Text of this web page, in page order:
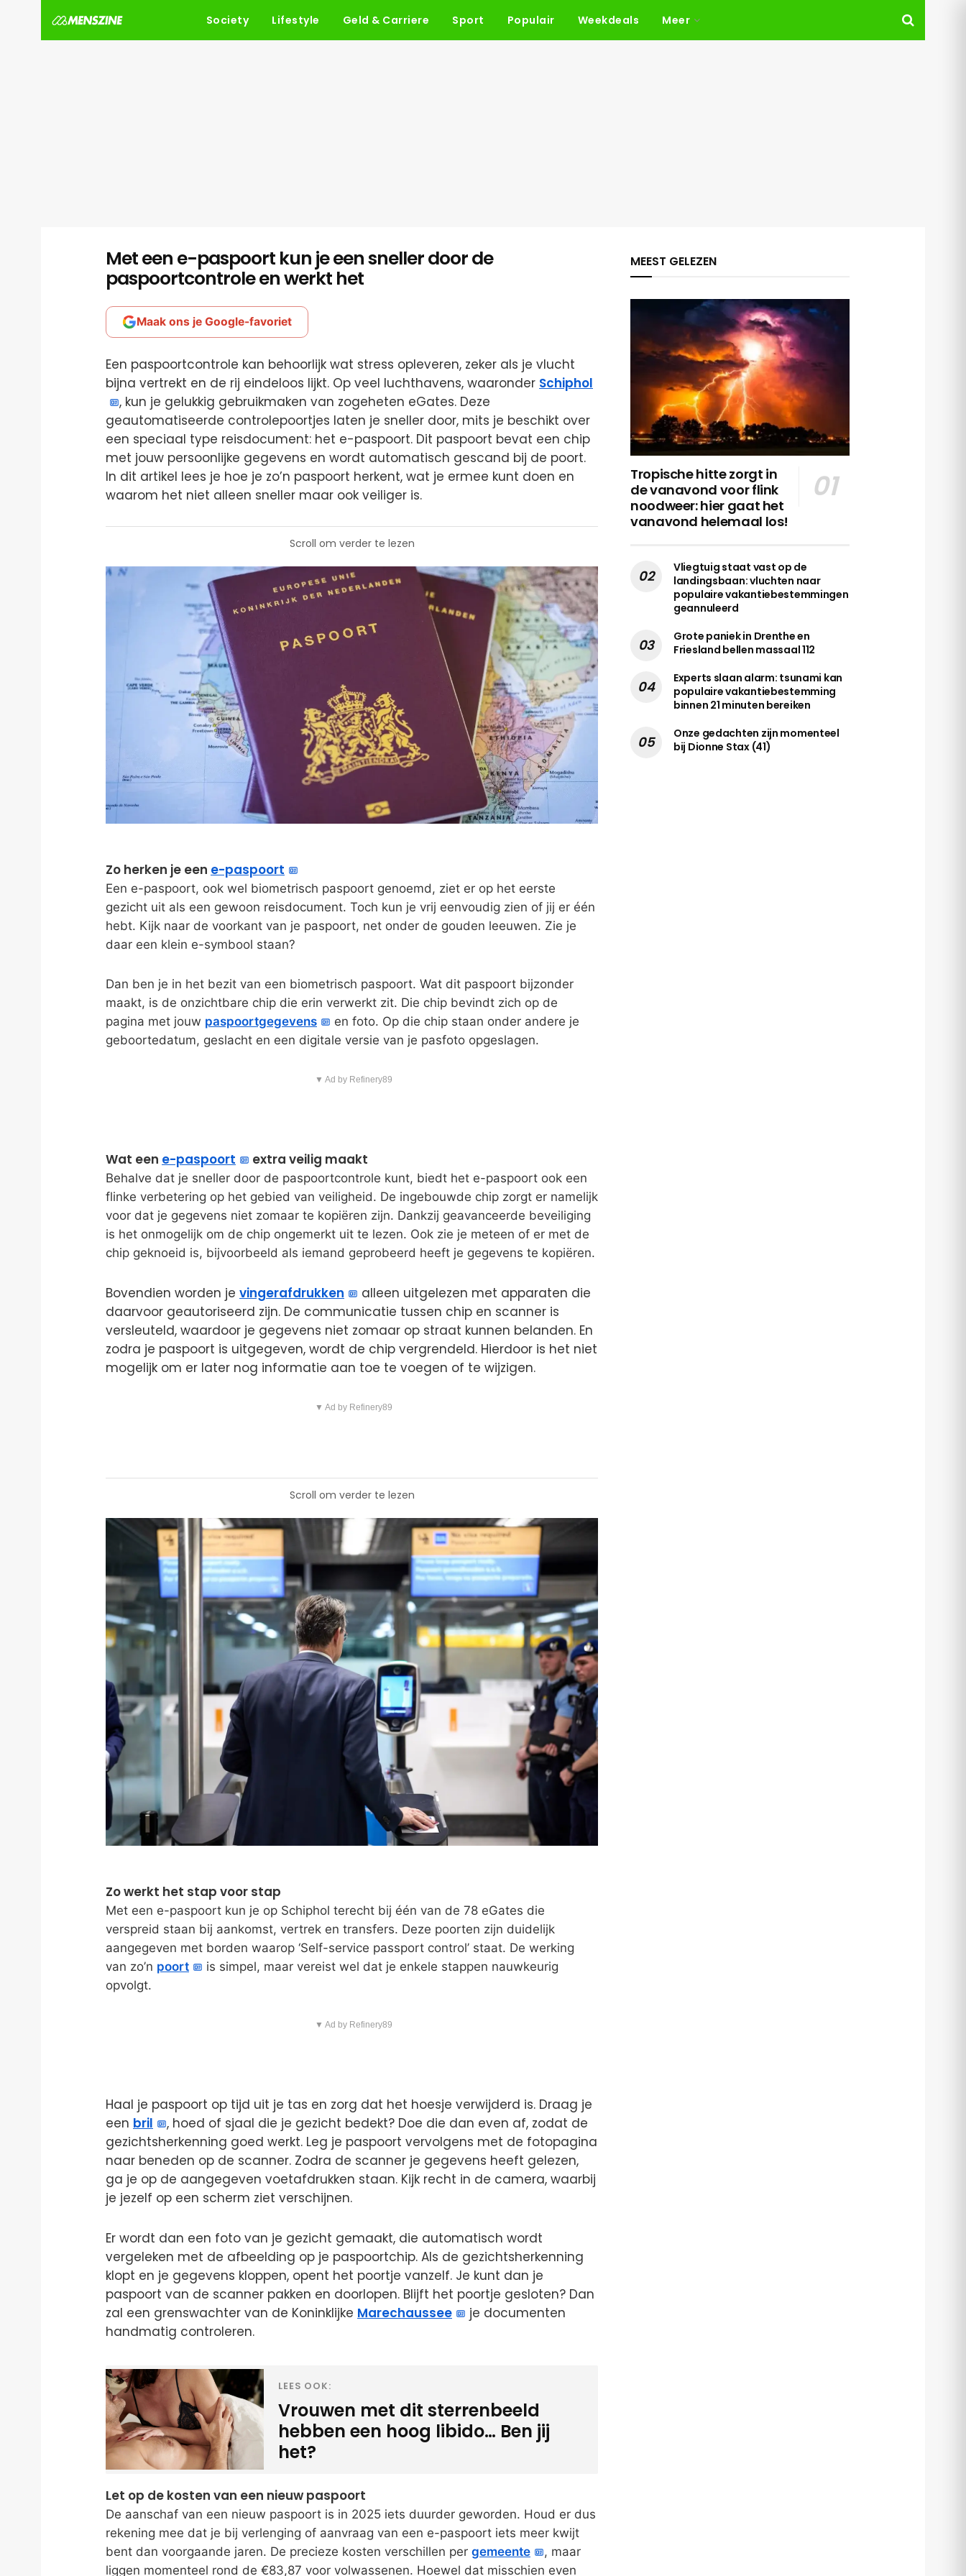
Society Lifestyle Geld & Carriere Sport Populair Weekdeals Meer
Met een e-paspoort kun je een sneller door de
paspoortcontrole en werkt het
Maak ons je Google-favoriet
Een paspoortcontrole kan behoorlijk wat stress opleveren, zeker als je vlucht
bijna vertrekt en de rij eindeloos lijkt. Op veel luchthavens, waaronder Schiphol
, kun je gelukkig gebruikmaken van zogeheten eGates. Deze
geautomatiseerde controlepoortjes laten je sneller door, mits je beschikt over
een speciaal type reisdocument: het e-paspoort. Dit paspoort bevat een chip
met jouw persoonlijke gegevens en wordt automatisch gescand bij de poort.
In dit artikel lees je hoe je zo’n paspoort herkent, wat je ermee kunt doen en
waarom het niet alleen sneller maar ook veiliger is.
Scroll om verder te lezen
Zo herken je een e-paspoort
Een e-paspoort, ook wel biometrisch paspoort genoemd, ziet er op het eerste
gezicht uit als een gewoon reisdocument. Toch kun je vrij eenvoudig zien of jij er één
hebt. Kijk naar de voorkant van je paspoort, net onder de gouden leeuwen. Zie je
daar een klein e-symbool staan?
Dan ben je in het bezit van een biometrisch paspoort. Wat dit paspoort bijzonder
maakt, is de onzichtbare chip die erin verwerkt zit. Die chip bevindt zich op de
pagina met jouw paspoortgegevens
en foto. Op die chip staan onder andere je
geboortedatum, geslacht en een digitale versie van je pasfoto opgeslagen.
▼ Ad by Refinery89
Wat een e-paspoort extra veilig maakt
Behalve dat je sneller door de paspoortcontrole kunt, biedt het e-paspoort ook een
flinke verbetering op het gebied van veiligheid. De ingebouwde chip zorgt er namelijk
voor dat je gegevens niet zomaar te kopiëren zijn. Dankzij geavanceerde beveiliging
is het onmogelijk om de chip ongemerkt uit te lezen. Ook zie je meteen of er met de
chip geknoeid is, bijvoorbeeld als iemand geprobeerd heeft je gegevens te kopiëren.
Bovendien worden je vingerafdrukken
alleen uitgelezen met apparaten die
daarvoor geautoriseerd zijn. De communicatie tussen chip en scanner is
versleuteld, waardoor je gegevens niet zomaar op straat kunnen belanden. En
zodra je paspoort is uitgegeven, wordt de chip vergrendeld. Hierdoor is het niet
mogelijk om er later nog informatie aan toe te voegen of te wijzigen.
▼ Ad by Refinery89
Scroll om verder te lezen
Zo werkt het stap voor stap
Met een e-paspoort kun je op Schiphol terecht bij één van de 78 eGates die
verspreid staan bij aankomst, vertrek en transfers. Deze poorten zijn duidelijk
aangegeven met borden waarop ‘Self-service passport control’ staat. De werking
van zo’n poort
is simpel, maar vereist wel dat je enkele stappen nauwkeurig
opvolgt.
▼ Ad by Refinery89
Haal je paspoort op tijd uit je tas en zorg dat het hoesje verwijderd is. Draag je
een bril
, hoed of sjaal die je gezicht bedekt? Doe die dan even af, zodat de
gezichtsherkenning goed werkt. Leg je paspoort vervolgens met de fotopagina
naar beneden op de scanner. Zodra de scanner je gegevens heeft gelezen,
ga je op de aangegeven voetafdrukken staan. Kijk recht in de camera, waarbij
je jezelf op een scherm ziet verschijnen.
Er wordt dan een foto van je gezicht gemaakt, die automatisch wordt
vergeleken met de afbeelding op je paspoortchip. Als de gezichtsherkenning
klopt en je gegevens kloppen, opent het poortje vanzelf. Je kunt dan je
paspoort van de scanner pakken en doorlopen. Blijft het poortje gesloten? Dan
zal een grenswachter van de Koninklijke Marechaussee
je documenten
handmatig controleren.
LEES OOK:
Vrouwen met dit sterrenbeeld
hebben een hoog libido… Ben jij
het?
Let op de kosten van een nieuw paspoort
De aanschaf van een nieuw paspoort is in 2025 iets duurder geworden. Houd er dus
rekening mee dat je bij verlenging of aanvraag van een e-paspoort iets meer kwijt
bent dan voorgaande jaren. De precieze kosten verschillen per gemeente
, maar
liggen momenteel rond de €83,87 voor volwassenen. Hoewel dat misschien even
MEEST GELEZEN
Tropische hitte zorgt in
de vanavond voor flink
noodweer: hier gaat het
vanavond helemaal los!
Vliegtuig staat vast op de
landingsbaan: vluchten naar
populaire vakantiebestemmingen
geannuleerd
Grote paniek in Drenthe en
Friesland bellen massaal 112
Experts slaan alarm: tsunami kan
populaire vakantiebestemming
binnen 21 minuten bereiken
Onze gedachten zijn momenteel
bij Dionne Stax (41)